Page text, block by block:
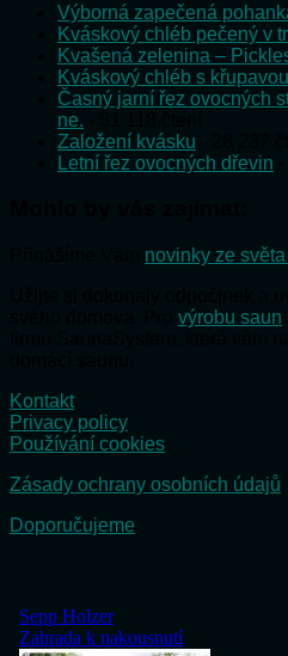
Výborná zapečená
Kváskový chléb pečený v
Kvašená zelenina –
Kváskový chléb s
Časný jarní řez ovocných
ne.
Založení kvásku
Letní řez ovocných dřevin
novinky ze
výrobu saun
Kontakt
Privacy policy
Používání cookies
Zásady ochrany osobních údajů
Doporučujeme